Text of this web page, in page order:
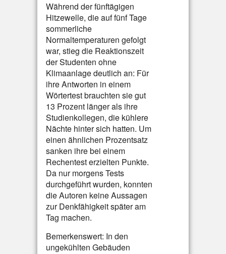
Während der fünftägigen
Hitzewelle, die auf fünf Tage
sommerliche
Normaltemperaturen gefolgt
war, stieg die Reaktionszeit
der Studenten ohne
Klimaanlage deutlich an: Für
ihre Antworten in einem
Wörtertest brauchten sie gut
13 Prozent länger als ihre
Studienkollegen, die kühlere
Nächte hinter sich hatten. Um
einen ähnlichen Prozentsatz
sanken ihre bei einem
Rechentest erzielten Punkte.
Da nur morgens Tests
durchgeführt wurden, konnten
die Autoren keine Aussagen
zur Denkfähigkeit später am
Tag machen.
Bemerkenswert: In den
ungekühlten Gebäuden